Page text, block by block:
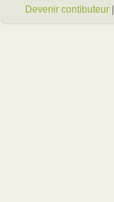
Devenir contibuteur |